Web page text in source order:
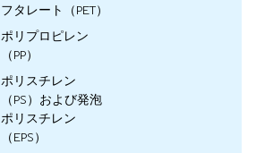
フタレート（PET）
ポリプロピレン
（PP）
ポリスチレン
（PS）および発泡
ポリスチレン
（EPS）